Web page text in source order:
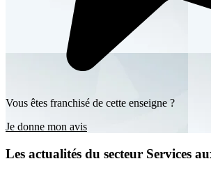
Vous êtes franchisé de cette enseigne ?
Je donne mon avis
Les actualités du secteur Services